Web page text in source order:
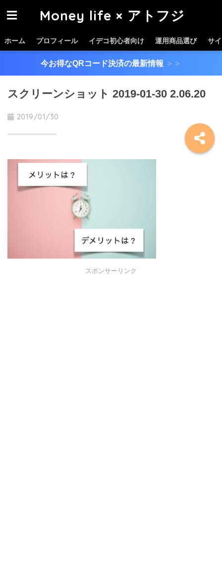
Money life × アトフジ
ホーム プロフィール イデコ初心者向け 運用商品選び サ
今お得なQRコード決済の最新情報 ＞＞
スクリーンショット 2019-01-30 2.06.20
2019/01/30
スポンサーリンク